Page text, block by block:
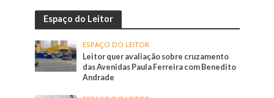
Espaço do Leitor
ESPAÇO DO LEITOR
Leitor quer avaliação sobre cruzamento
das Avenidas Paula Ferreira com Benedito
Andrade